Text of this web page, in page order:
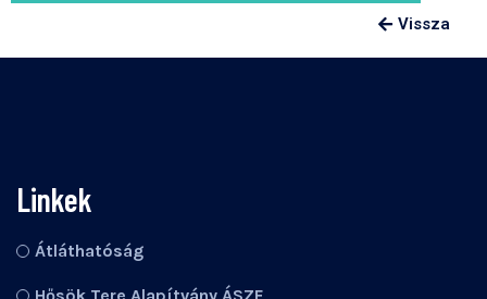
Vissza
Linkek
Átláthatóság